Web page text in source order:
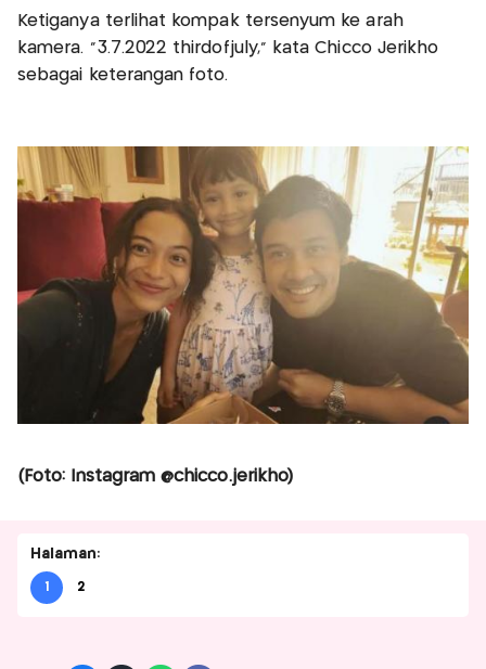
Ketiganya terlihat kompak tersenyum ke arah
kamera. “3.7.2022 thirdofjuly,” kata Chicco Jerikho
sebagai keterangan foto.
(Foto: Instagram @chicco.jerikho)
Halaman:
1 2